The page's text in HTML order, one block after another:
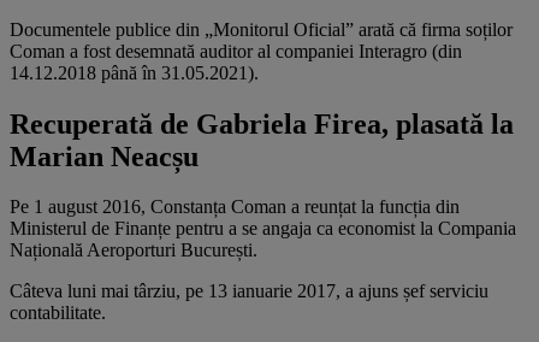
Documentele publice din „Monitorul Oficial” arată că firma soților
Coman a fost desemnată auditor al companiei Interagro (din
14.12.2018 până în 31.05.2021).
Recuperată de Gabriela Firea, plasată la
Marian Neacșu
Pe 1 august 2016, Constanța Coman a reunțat la funcția din
Ministerul de Finanțe pentru a se angaja ca economist la Compania
Națională Aeroporturi București.
Câteva luni mai târziu, pe 13 ianuarie 2017, a ajuns șef serviciu
contabilitate.